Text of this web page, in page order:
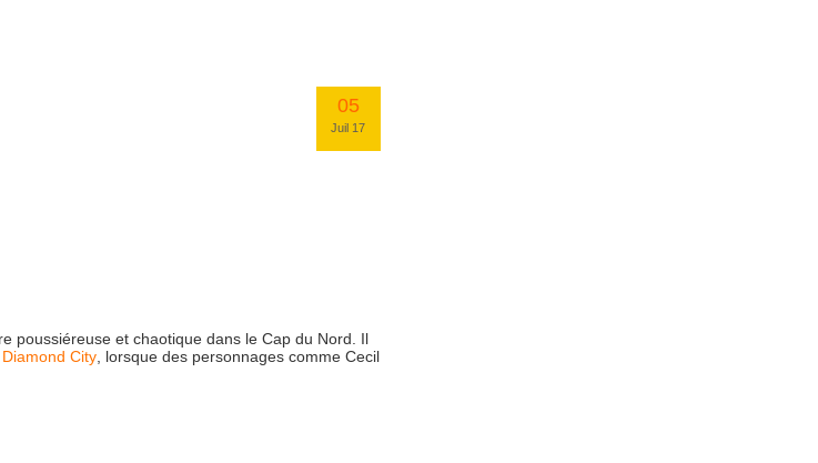
05
Juil 17
poussiéreuse et chaotique dans le Cap du Nord. Il
Diamond City , lorsque des personnages comme Cecil